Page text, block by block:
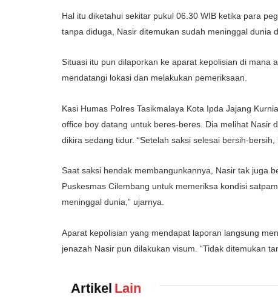
Hal itu diketahui sekitar pukul 06.30 WIB ketika para
tanpa diduga, Nasir ditemukan sudah meninggal dunia
Situasi itu pun dilaporkan ke aparat kepolisian di mana
mendatangi lokasi dan melakukan pemeriksaan.
Kasi Humas Polres Tasikmalaya Kota Ipda Jajang
office boy datang untuk beres-beres. Dia melihat Nasir
dikira sedang tidur. “Setelah saksi selesai bersih-
Saat saksi hendak membangunkannya, Nasir tak juga
Puskesmas Cilembang untuk memeriksa kondisi
meninggal dunia,” ujarnya.
Aparat kepolisian yang mendapat laporan langsung
jenazah Nasir pun dilakukan visum. “Tidak ditemukan
Artikel Lain